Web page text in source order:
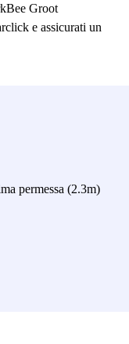
Groot
e assicurati un
permessa (2.3m)